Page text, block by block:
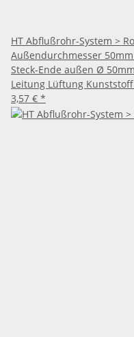
HT Abflußrohr-System >
Außendurchmesser
Steck-Ende außen Ø
Leitung Lüftung
3,57 € *